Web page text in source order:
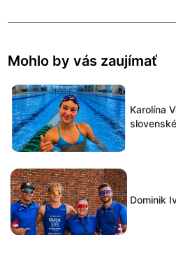
Mohlo by vás zaujímať
Karolína
Dominik